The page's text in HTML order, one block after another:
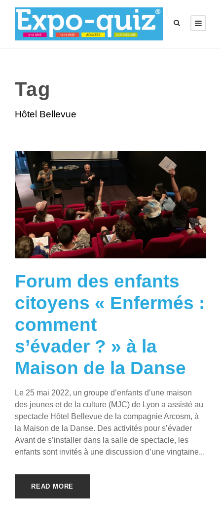
Tag
Hôtel Bellevue
Forum des enfants
citoyens « Enfermés :
comment
s’évader ? » à la
Maison de la Danse
Le 25 mai 2022, un groupe d’enfants d’une maison
des jeunes et de la culture (MJC) de Lyon a assisté au
spectacle Hôtel Bellevue de la compagnie Arcosm, à
la Maison de la Danse. Des activités pour s’évader
Avant de s’installer dans la salle de spectacle, les
enfants sont invités à une discussion d’une vingtaine...
READ MORE